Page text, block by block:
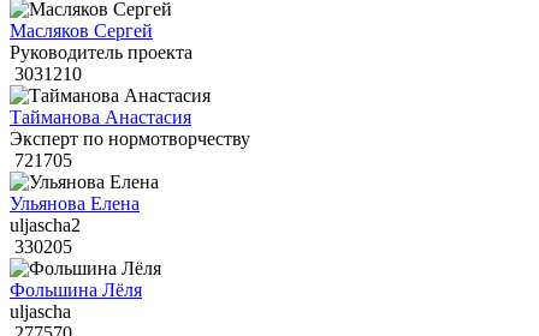
Масляков Сергей
Руководитель проекта
3031210
Тайманова Анастасия
Эксперт по нормотворчеству
721705
Ульянова Елена
uljascha2
330205
Фольшина Лёля
uljascha